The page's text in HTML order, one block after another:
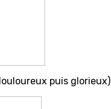
puis glorieux)